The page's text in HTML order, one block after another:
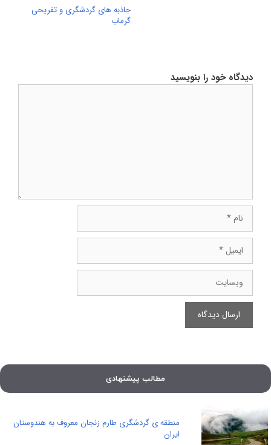
جاذبه های گردشگری و تفریحی
گرماب
دیدگاه خود را بنویسید
ایمیل
وبسایت
مطالب پیشنهادی
منطقه ی گردشگری طارم زنجان معروف به هندوستان
ایران